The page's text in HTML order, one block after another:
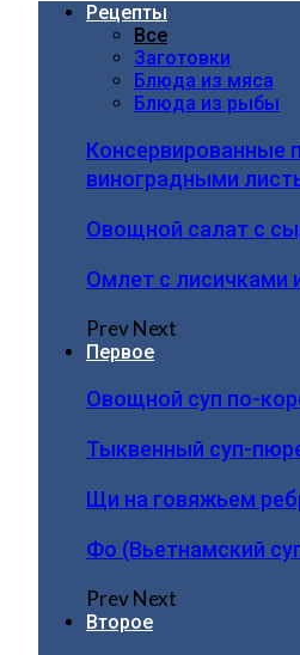
Рецепты
Все
Заготовки
Блюда из мяса
Блюда из рыбы
Консервированные
виноградными
Овощной салат с
Омлет с лисичками
PrevNext
Первое
Овощной суп по-
Тыквенный суп-
Щи на говяжьем
Фо (Вьетнамский
PrevNext
Второе